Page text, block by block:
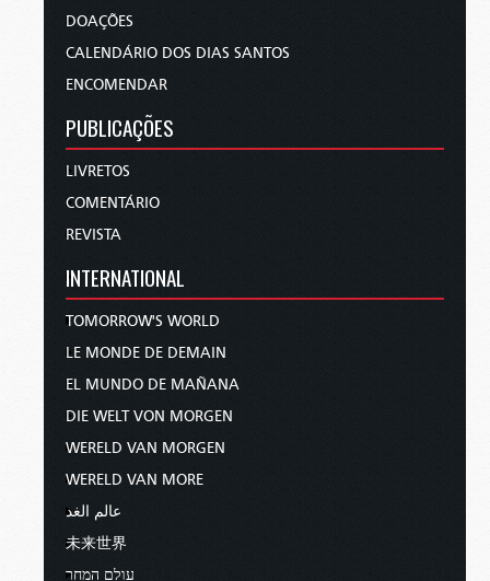
DOAÇÕES
CALENDÁRIO DOS DIAS SANTOS
ENCOMENDAR
PUBLICAÇÕES
LIVRETOS
COMENTÁRIO
REVISTA
INTERNATIONAL
TOMORROW'S WORLD
LE MONDE DE DEMAIN
EL MUNDO DE MAÑANA
DIE WELT VON MORGEN
WERELD VAN MORGEN
WERELD VAN MORE
عالم الغد
未来世界
עולם המחר